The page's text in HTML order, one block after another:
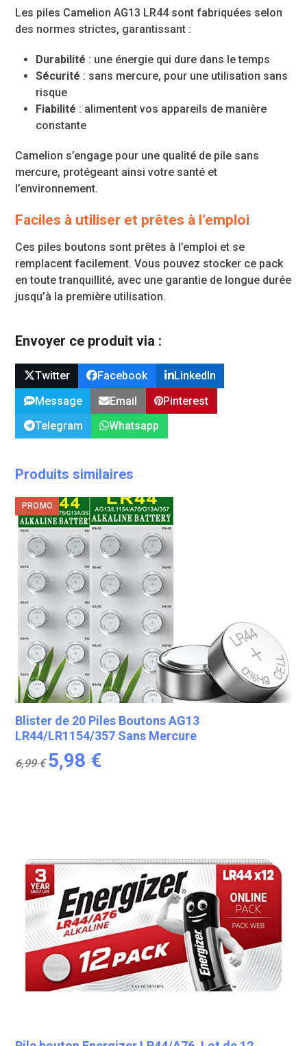
Les piles Camelion AG13 LR44 sont fabriquées selon
des normes strictes, garantissant :
Durabilité : une énergie qui dure dans le temps
Sécurité : sans mercure, pour une utilisation sans
risque
Fiabilité : alimentent vos appareils de manière
constante
Camelion s’engage pour une qualité de pile sans
mercure, protégeant ainsi votre santé et
l’environnement.
Faciles à utiliser et prêtes à l’emploi
Ces piles boutons sont prêtes à l’emploi et se
remplacent facilement. Vous pouvez stocker ce pack
en toute tranquillité, avec une garantie de longue durée
jusqu’à la première utilisation.
Envoyer ce produit via :
Twitter Facebook
LinkedIn
Message
Email
Pinterest
Telegram
Whatsapp
Produits similaires
PROMO
Blister de 20 Piles Boutons AG13
LR44/LR1154/357 Sans Mercure
6,99€
Le
prix
5,98 €